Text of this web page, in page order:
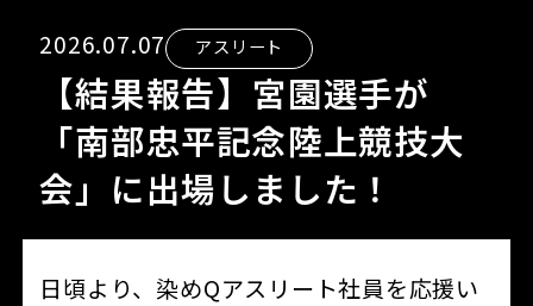
2026.07.07 アスリート
【結果報告】宮園選手が
「南部忠平記念陸上競技大
会」に出場しました！
日頃より、染めQアスリート社員を応援い